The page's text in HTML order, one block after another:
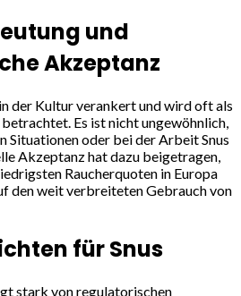
und
Akzeptanz
der Kultur verankert und wird oft als
Es ist nicht ungewöhnlich,
Situationen oder bei der Arbeit Snus
Akzeptanz hat dazu beigetragen,
Raucherquoten in Europa
den weit verbreiteten Gebrauch von
für Snus
stark von regulatorischen